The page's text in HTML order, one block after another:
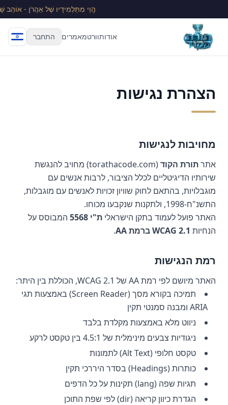
הֱוֵי מִתַּלְמִידָיו שֶׁל אַהֲרֹן - אוֹהֵב
התחבר מאמריםוורטאודות
הצהרת נגישות
מחויבות לנגישות
אתרתורת הקוד
(torathacode.com) מחויב להנגשת
שירותיו הדיגיטליים לכלל הציבור, לרבות אנשים עם
מוגבלויות, בהתאם לחוק שוויון זכויות לאנשים עם מוגבלות,
התשנ"ח-1998, ולתקנות שנקבעו מכוחו.
האתר פועל לעמוד בתקן הישראלי ת"י 5568
המבוסס על
הנחיות WCAG 2.1 ברמת AA .
רמת הנגישות
האתר מיושם לפי רמת AA של WCAG 2.1, הכוללת בין היתר:
תמיכה בקורא מסך (Screen Reader) באמצעות תגי
ARIA ומבנה סמנטי תקין
ניווט מלא באמצעות מקלדת בלבד
ניגודיות צבעים מינימלית של 4.5:1 בין טקסט לרקע
טקסט חלופי (Alt Text) לתמונות
כותרות (Headings) בסדר היררכי תקין
תגיות שפה (lang) תקינות על כל הדפים
הגדרת כיוון קריאה (dir) לפי שפת התוכן